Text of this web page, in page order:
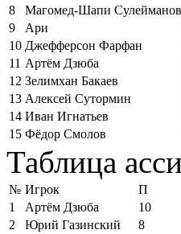
8
Магомед-Шапи Сулейманов
9
Ари
10 Джефферсон Фарфан
11 Артём Дзюба
12 Зелимхан Бакаев
13 Алексей Сутормин
14 Иван Игнатьев
15 Фёдор Смолов
Таблица
№ Игрок
П
1
Артём Дзюба
10
2
Юрий Газинский
8